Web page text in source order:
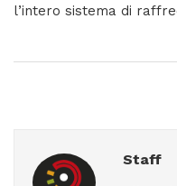
l’intero sistema di
Staff